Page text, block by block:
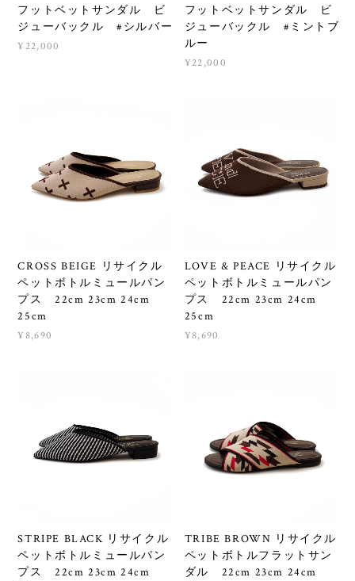
フットベットサンダル ビ
ジューバックル #シルバー
¥22,000
フットベットサンダル ビ
ジューバックル #ミントブ
ルー
¥22,000
CROSS BEIGE リサイクル
ペットボトルミュールパン
プス 22cm 23cm 24cm
25cm
¥8,690
LOVE & PEACE リサイクル
ペットボトルミュールパン
プス 22cm 23cm 24cm
25cm
¥8,690
STRIPE BLACK リサイクル
ペットボトルミュールパン
プス 22cm 23cm 24cm
TRIBE BROWN リサイクル
ペットボトルフラットサン
ダル 22cm 23cm 24cm